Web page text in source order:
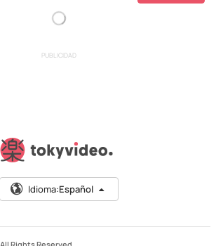
PUBLICIDAD
Idioma:Español